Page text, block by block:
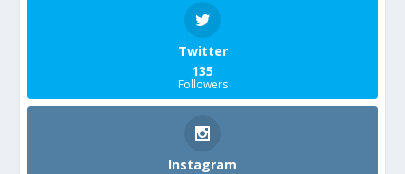
Twitter
135
Followers
Instagram